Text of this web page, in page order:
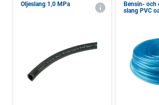
Oljeslang 1,0 MPa
Bensin- och
slang PVC